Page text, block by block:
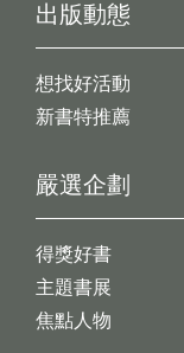
出版動態
想找好活動
新書特推薦
嚴選企劃
得獎好書
主題書展
焦點人物